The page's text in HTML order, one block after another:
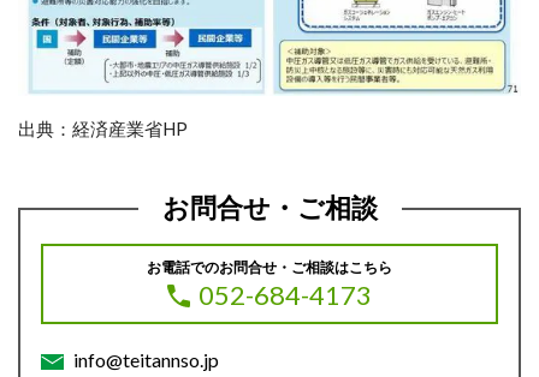
出典：経済産業省HP
お問合せ・ご相談
お電話でのお問合せ・ご相談はこちら
052-684-4173
info@teitannso.jp